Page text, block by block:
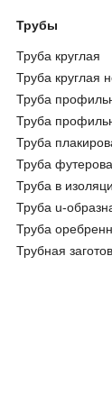
Трубы
Труба круглая
Труба круглая
Труба
Труба
Труба
Труба
Труба в
Труба u-
Труба
Трубная